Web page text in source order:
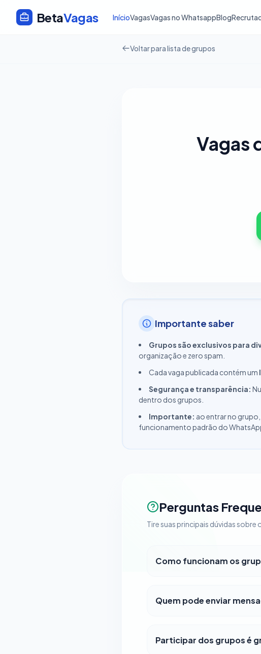
BetaVagas InícioVagasVagas no WhatsappBlog
Voltar para lista de grupos
Vagas
Importante saber
Grupos são exclusivos para
organização e zero spam.
Cada vaga publicada contém um
Segurança e transparência:
dentro dos grupos.
Importante: ao entrar no
funcionamento padrão do
Perguntas
Tire suas principais dúvidas
Como funcionam os
Quem pode enviar
Participar dos grupos é